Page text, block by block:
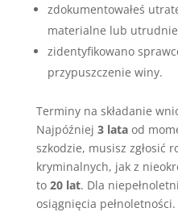
zdokumentowałeś
materialne lub
zidentyfikowano
przypuszczenie winy.
Terminy na składanie
Najpóźniej 3 lataod
szkodzie, musisz zgłosić
kryminalnych, jak z
to 20 lat. Dla
osiągnięcia pełnoletności.